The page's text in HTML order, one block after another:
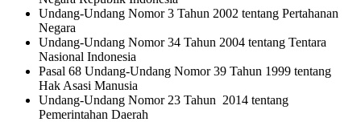
Undang-Undang Nomor 3 Tahun 2002 tentang Pertahanan
Negara
Undang-Undang Nomor 34 Tahun 2004 tentang Tentara
Nasional Indonesia
Pasal 68 Undang-Undang Nomor 39 Tahun 1999 tentang
Hak Asasi Manusia
Undang-Undang Nomor 23 Tahun 2014 tentang
Pemerintahan Daerah